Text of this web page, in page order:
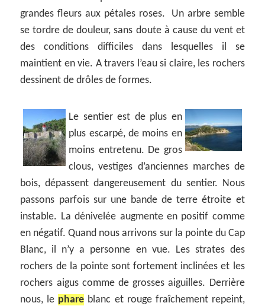
grandes fleurs aux pétales roses. Un arbre semble
se tordre de douleur, sans doute à cause du vent et
des conditions difficiles dans lesquelles il se
maintient en vie. A travers l’eau si claire, les rochers
dessinent de drôles de formes.
Le sentier est de plus en
plus escarpé, de moins en
moins entretenu. De gros
clous, vestiges d’anciennes marches de
bois, dépassent dangereusement du sentier. Nous
passons parfois sur une bande de terre étroite et
instable. La dénivelée augmente en positif comme
en négatif. Quand nous arrivons sur la pointe du Cap
Blanc, il n’y a personne en vue. Les strates des
rochers de la pointe sont fortement inclinées et les
rochers aigus comme de grosses aiguilles. Derrière
nous, le phare blanc et rouge fraîchement repeint,